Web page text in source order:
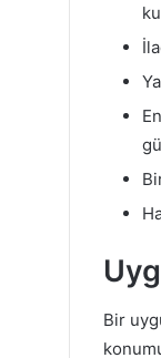
Bir